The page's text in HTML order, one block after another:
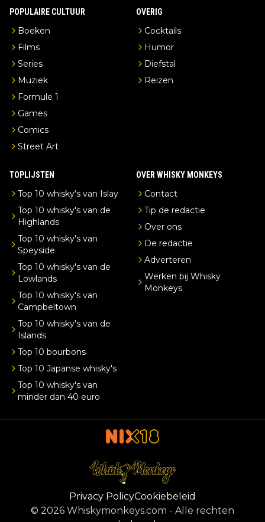
POPULAIRE CULTUUR
Boeken
Films
Series
Muziek
Formule 1
Games
Comics
Street Art
OVERIG
Cocktails
Humor
Diefstal
Reizen
TOPLIJSTEN
Top 10 whisky's van Islay
Top 10 whisky's van de
Highlands
Top 10 whisky's van
Speyside
Top 10 whisky's van de
Lowlands
Top 10 whisky's van
Campbeltown
Top 10 whisky's van de
Islands
Top 10 bourbons
Top 10 Japanse whisky's
Top 10 whisky's van
minder dan 40 euro
OVER WHISKY MONKEYS
Contact
Tip de redactie
Over ons
De redactie
Adverteren
Werken bij Whisky
Monkeys
Privacy PolicyCookiebeleid
© 2026 Whiskymonkeys.com - Alle rechten